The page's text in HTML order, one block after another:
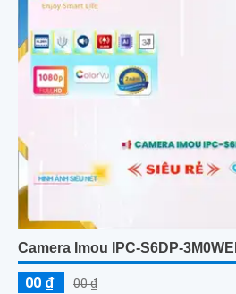
Camera Imou IPC-S6DP-
00 ₫ 00 ₫